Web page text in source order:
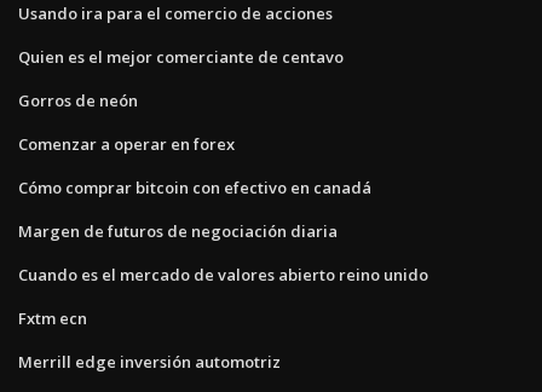
Usando ira para el comercio de acciones
Quien es el mejor comerciante de centavo
Gorros de neón
Comenzar a operar en forex
Cómo comprar bitcoin con efectivo en canadá
Margen de futuros de negociación diaria
Cuando es el mercado de valores abierto reino unido
Fxtm ecn
Merrill edge inversión automotriz